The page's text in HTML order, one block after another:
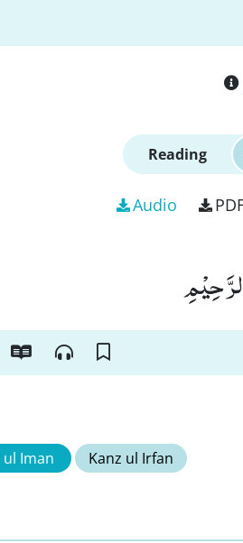
Reading
Audio
ul Iman Kanz ul Irfan